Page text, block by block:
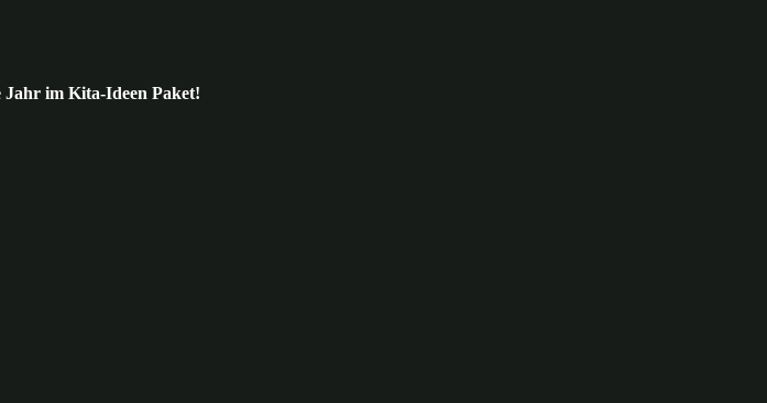
Jahr im Kita-Ideen Paket!